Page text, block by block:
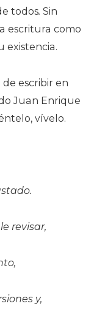
todos. Sin
escritura como
existencia.
escribir en
Juan Enrique
vívelo.
revisar,
y,